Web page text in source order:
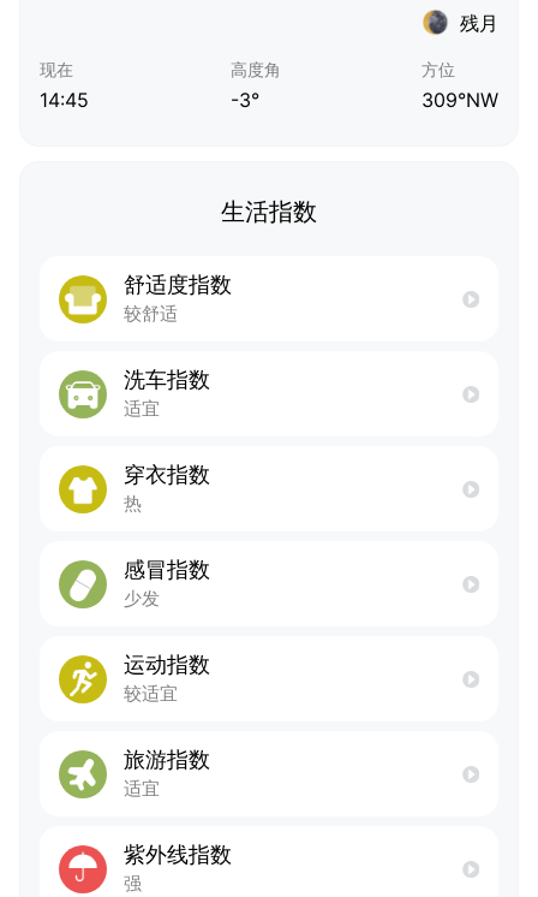
残月
现在
14:45
高度角
-3°
方位
309°NW
生活指数
舒适度指数
较舒适
洗车指数
适宜
穿衣指数
热
感冒指数
少发
运动指数
较适宜
旅游指数
适宜
紫外线指数
强